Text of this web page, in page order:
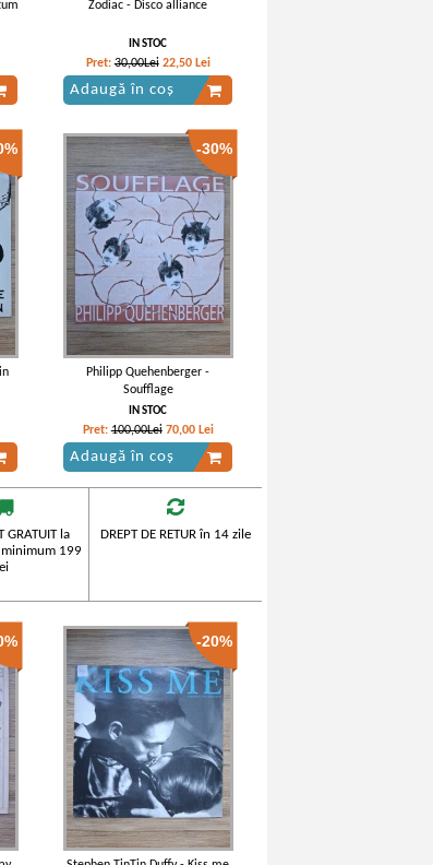
Zodiac - Disco alliance
IN STOC
Pret:30,00Lei 22,50 Lei
Adaugă în coș
-30%
Philipp Quehenberger -
Soufflage
IN STOC
Pret:100,00Lei 70,00 Lei
Adaugă în coș
GRATUIT la
199
lei
DREPT DE RETUR în 14 zile
-20%